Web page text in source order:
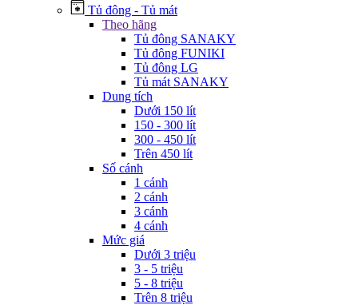
Tủ đông - Tủ mát
Theo hãng
Tủ đông SANAKY
Tủ đông FUNIKI
Tủ đông LG
Tủ mát SANAKY
Dung tích
Dưới 150 lít
150 - 300 lít
300 - 450 lít
Trên 450 lít
Số cánh
1 cánh
2 cánh
3 cánh
4 cánh
Mức giá
Dưới 3 triệu
3 - 5 triệu
5 - 8 triệu
Trên 8 triệu